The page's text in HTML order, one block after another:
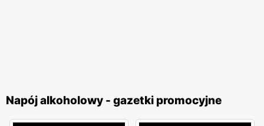
Napój alkoholowy - gazetki promocyjne